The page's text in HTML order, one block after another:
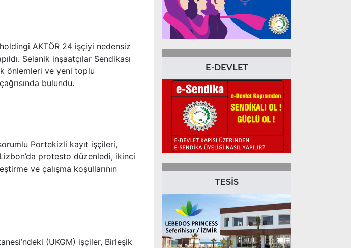
AKTÖR 24 işçiyi nedensiz
Selanik inşaatçılar Sendikası
önlemleri ve yeni toplu
bulundu.
Portekizli kayıt işçileri,
protesto düzenledi, ikinci
ve çalışma koşullarının
(UKGM) işçiler, Birleşik
E-DEVLET
TESİS